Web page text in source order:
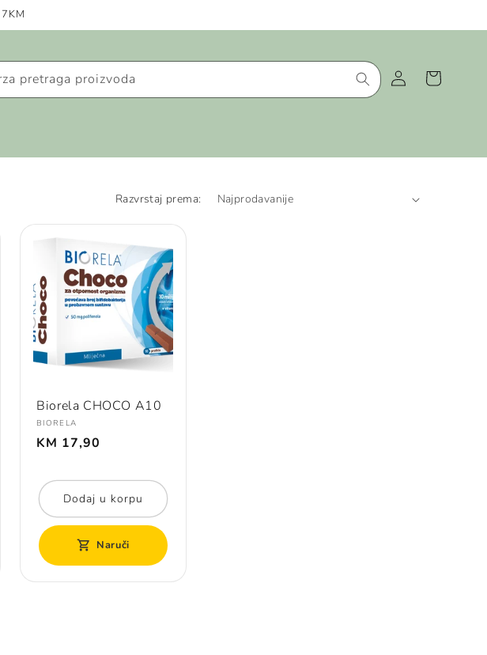
pretraga proizvoda Prijava Košarica
Razvrstaj prema:
Biorela CHOCO A10
Prodavač:
BIORELA
Redovna
cijena
KM 17,90
Dodaj u korpu
Naruči